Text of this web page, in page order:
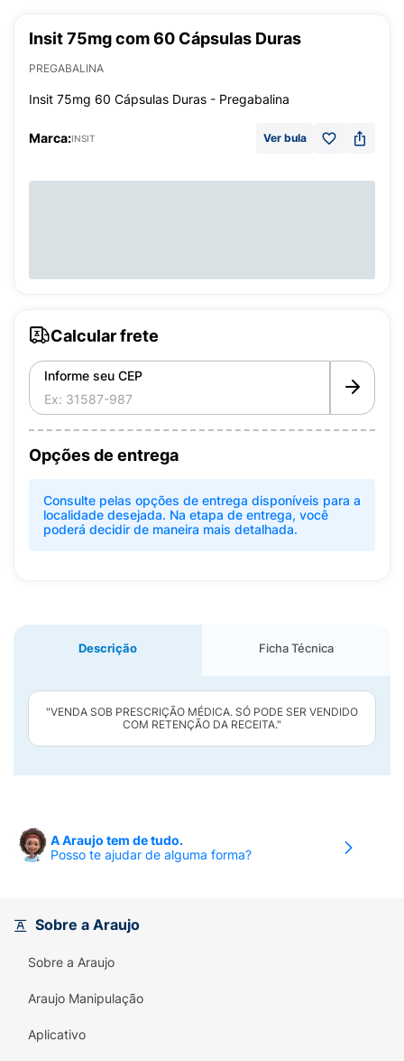
Insit 75mg com 60 Cápsulas Duras
PREGABALINA
Insit 75mg 60 Cápsulas Duras - Pregabalina
Marca:INSIT Ver bula
Calcular frete
Informe seu CEP
Opções de entrega
Consulte pelas opções de entrega disponíveis para a
localidade desejada. Na etapa de entrega, você
poderá decidir de maneira mais detalhada.
Descrição Ficha Técnica
"VENDA SOB PRESCRIÇÃO MÉDICA. SÓ PODE SER VENDIDO
COM RETENÇÃO DA RECEITA."
A Araujo tem de tudo.
Posso te ajudar de alguma forma?
Sobre a Araujo
Sobre a Araujo
Araujo Manipulação
Aplicativo